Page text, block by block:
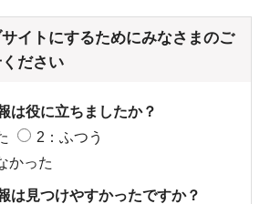
イトにするためにみなさまのご
ださい
は役に立ちましたか？
2：ふつう
かった
は見つけやすかったですか？